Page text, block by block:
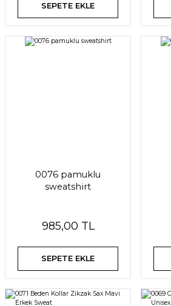
SEPETE EKLE
0076 pamuklu
sweatshirt
985,00 TL
SEPETE EKLE